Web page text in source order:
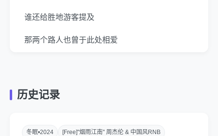
谁还给胜地游客提及
那两个路人也曾于此处相爱
不可追悔方感慨
历史记录
冬眠•2024 [Free]"烟雨江南" 周杰伦 & 中国风RNB